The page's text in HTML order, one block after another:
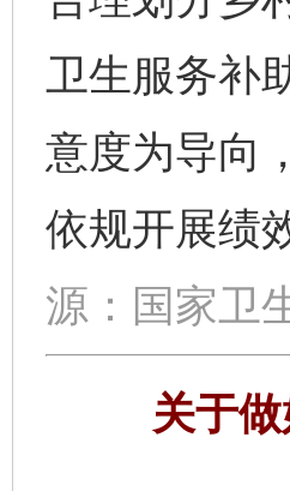
卫生服务补
意度为导向
依规开展绩
源：国家卫
关于